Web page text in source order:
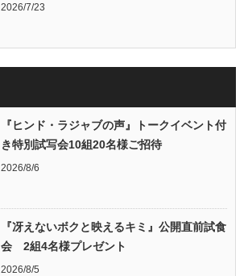
2026/7/23
『ヒンド・ラジャブの声』トークイベント付
き特別試写会10組20名様ご招待
2026/8/6
『冴えないボクと映えるキミ』公開直前試食
会 2組4名様プレゼント
2026/8/5